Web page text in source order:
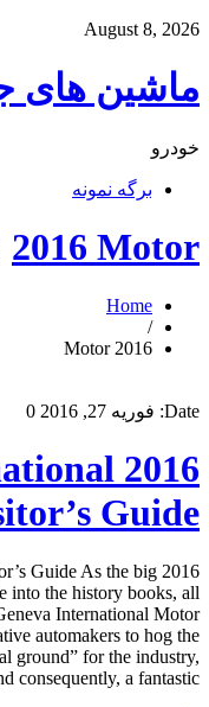
August 8, 2026
ماشین های
خودرو
برگه نمونه
2016 Motor
Home
/
2016 Motor
Date: فوریه 27, 2016 0
Guide
Guide As the big
into the history books, all
International Motor
automakers to hog the
ground” for the industry,
consequently, a fantastic […]